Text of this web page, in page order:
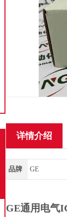
详情介绍
品牌 GE
GE通用电气